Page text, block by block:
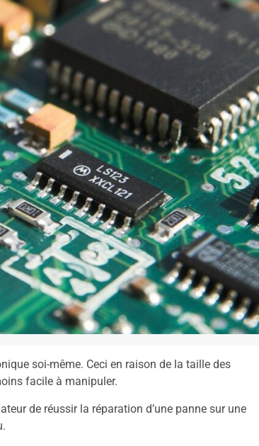
soi-même. Ceci en raison de la taille des
facile à manipuler.
de réussir la réparation d’une panne sur une